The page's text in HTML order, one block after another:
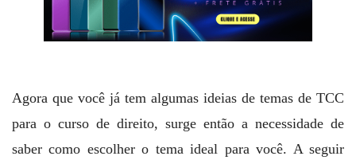
Agora que você já tem algumas ideias de temas de TCC
para o curso de direito, surge então a necessidade de
saber como escolher o tema ideal para você. A seguir